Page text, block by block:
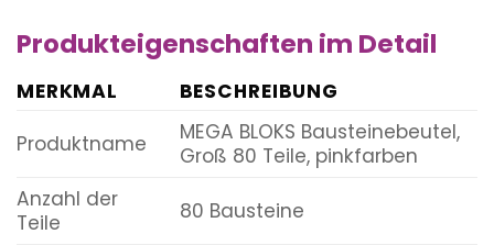
Produkteigenschaften im Detail
MERKMAL
BESCHREIBUNG
Produktname
MEGA BLOKS Bausteinebeutel,
Groß 80 Teile, pinkfarben
Anzahl der
Teile
80 Bausteine